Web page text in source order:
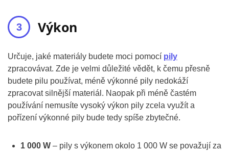
Výkon
Určuje, jaké materiály budete moci pomocí pily
zpracovávat. Zde je velmi důležité vědět, k čemu přesně
budete pilu používat, méně výkonné pily nedokáží
zpracovat silnější materiál. Naopak při méně častém
používání nemusíte vysoký výkon pily zcela využít a
pořízení výkonné pily bude tedy spíše zbytečné.
1 000 W – pily s výkonem okolo 1 000 W se považují za